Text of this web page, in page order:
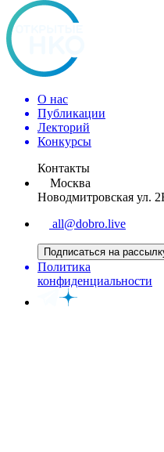
О нас
Публикации
Лекторий
Конкурсы
Контакты
Москва
Новодмитровская ул.
all@dobro.live
Подписаться на
Политика
конфиденциальности